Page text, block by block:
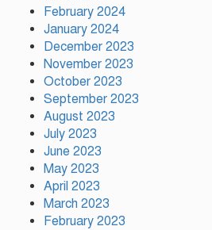
February 2024
January 2024
December 2023
November 2023
October 2023
September 2023
August 2023
July 2023
June 2023
May 2023
April 2023
March 2023
February 2023